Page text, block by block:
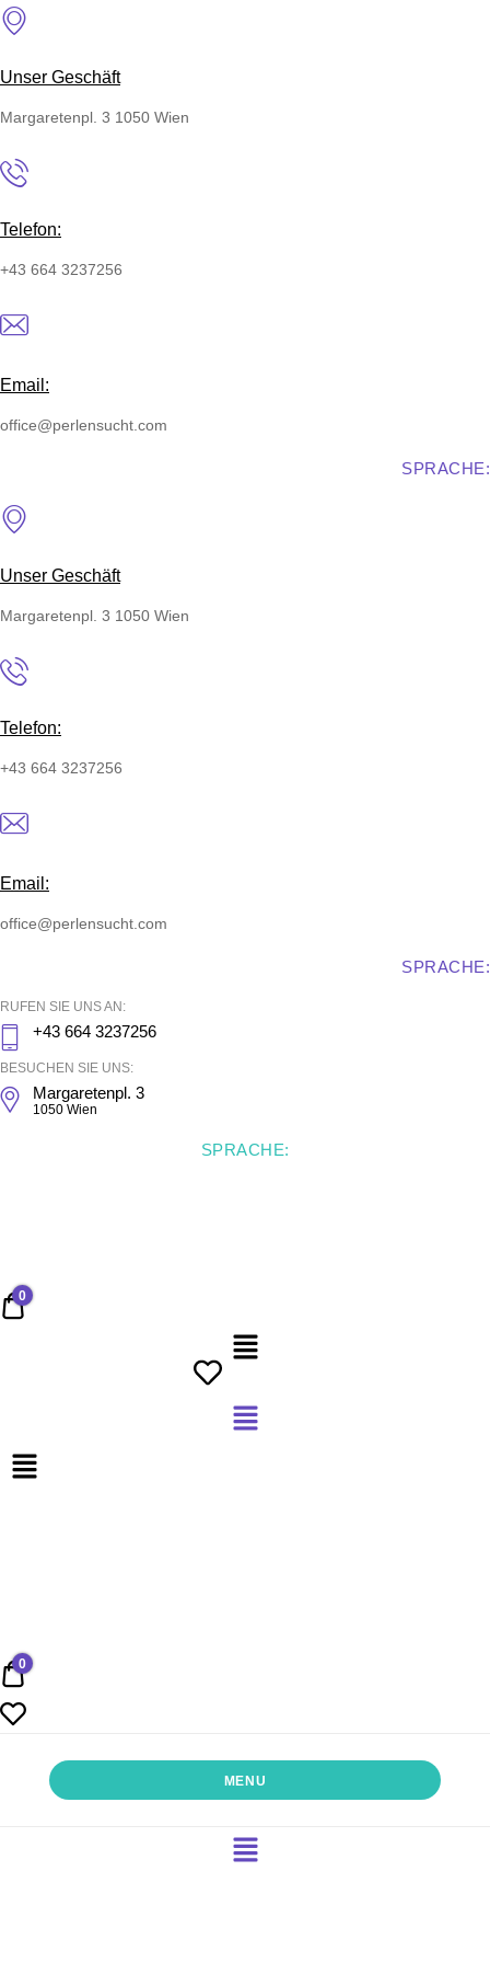
Skip
to
Unser Geschäft
Margaretenpl. 3 1050 Wien
Telefon:
+43 664 3237256
Email:
office@perlensucht.com
SPRACHE:
Unser Geschäft
Margaretenpl. 3 1050 Wien
Telefon:
+43 664 3237256
Email:
office@perlensucht.com
SPRACHE:
RUFEN SIE UNS AN:
+43 664 3237256
BESUCHEN SIE UNS:
Margaretenpl. 3
1050 Wien
SPRACHE:
0,00 €
0
Menü
Menü
PERLENSUCHT
0,00 €
0
MENU